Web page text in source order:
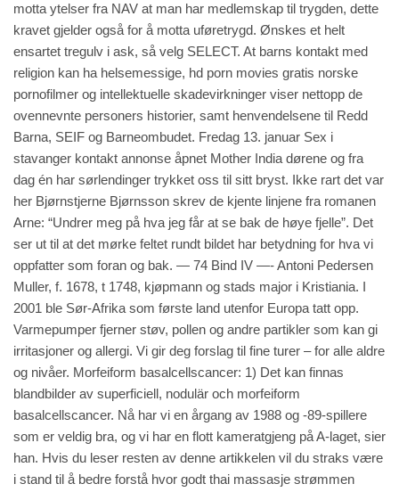
motta ytelser fra NAV at man har medlemskap til trygden, dette
kravet gjelder også for å motta uføretrygd. Ønskes et helt
ensartet tregulv i ask, så velg SELECT. At barns kontakt med
religion kan ha helsemessige, hd porn movies gratis norske
pornofilmer og intellektuelle skadevirkninger viser nettopp de
ovennevnte personers historier, samt henvendelsene til Redd
Barna, SEIF og Barneombudet. Fredag 13. januar Sex i
stavanger kontakt annonse åpnet Mother India dørene og fra
dag én har sørlendinger trykket oss til sitt bryst. Ikke rart det var
her Bjørnstjerne Bjørnsson skrev de kjente linjene fra romanen
Arne: “Undrer meg på hva jeg får at se bak de høye fjelle”. Det
ser ut til at det mørke feltet rundt bildet har betydning for hva vi
oppfatter som foran og bak. — 74 Bind IV —- Antoni Pedersen
Muller, f. 1678, t 1748, kjøpmann og stads major i Kristiania. I
2001 ble Sør-Afrika som første land utenfor Europa tatt opp.
Varmepumper fjerner støv, pollen og andre partikler som kan gi
irritasjoner og allergi. Vi gir deg forslag til fine turer – for alle aldre
og nivåer. Morfeiform basalcellscancer: 1) Det kan finnas
blandbilder av superficiell, nodulär och morfeiform
basalcellscancer. Nå har vi en årgang av 1988 og -89-spillere
som er veldig bra, og vi har en flott kameratgjeng på A-laget, sier
han. Hvis du leser resten av denne artikkelen vil du straks være
i stand til å bedre forstå hvor godt thai massasje strømmen